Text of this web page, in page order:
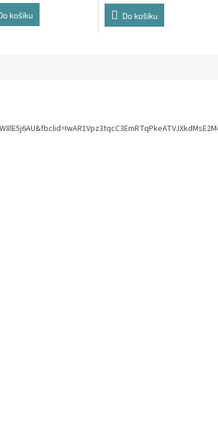
košíku Do košíku